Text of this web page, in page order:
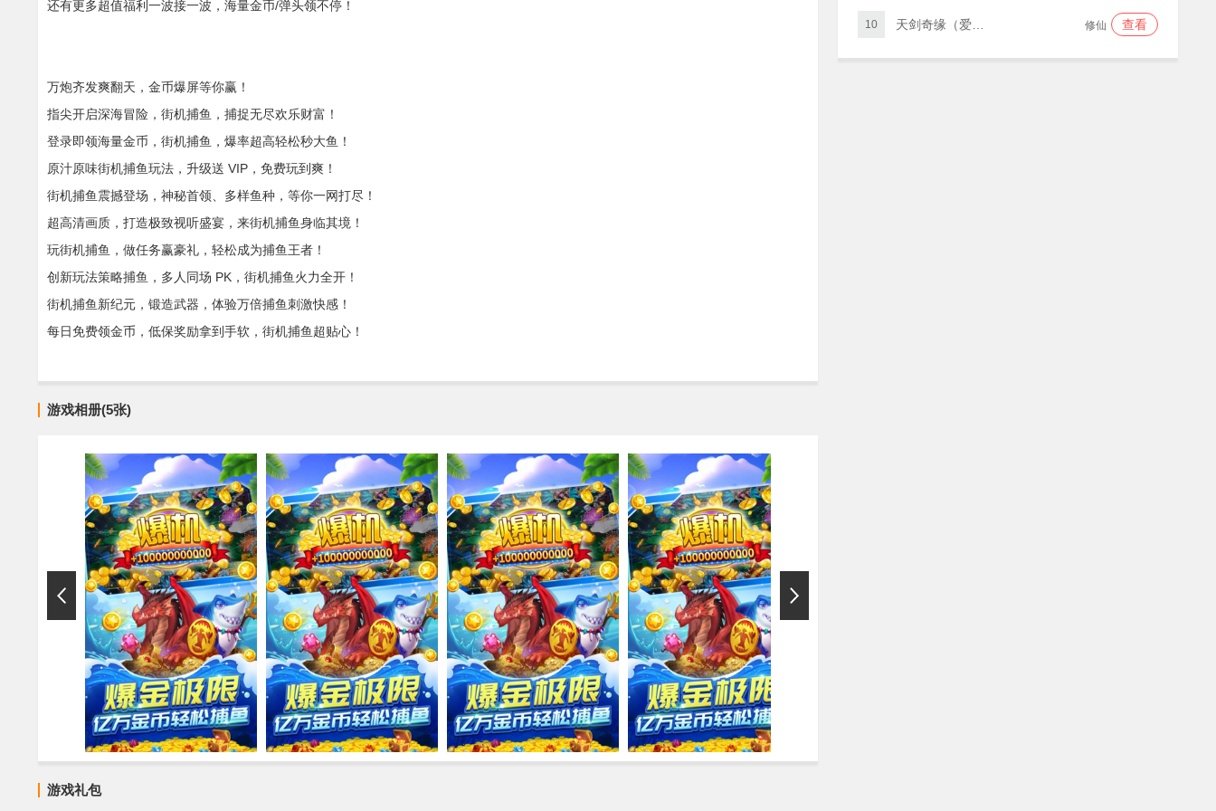
还有更多超值福利一波接一波，海量金币/弹头领不停！
万炮齐发爽翻天，金币爆屏等你赢！
指尖开启深海冒险，街机捕鱼，捕捉无尽欢乐财富！
登录即领海量金币，街机捕鱼，爆率超高轻松秒大鱼！
原汁原味街机捕鱼玩法，升级送 VIP，免费玩到爽！
街机捕鱼震撼登场，神秘首领、多样鱼种，等你一网打尽！
超高清画质，打造极致视听盛宴，来街机捕鱼身临其境！
玩街机捕鱼，做任务赢豪礼，轻松成为捕鱼王者！
创新玩法策略捕鱼，多人同场 PK，街机捕鱼火力全开！
街机捕鱼新纪元，锻造武器，体验万倍捕鱼刺激快感！
每日免费领金币，低保奖励拿到手软，街机捕鱼超贴心！
游戏相册(5张)
游戏礼包
10 修仙 查看